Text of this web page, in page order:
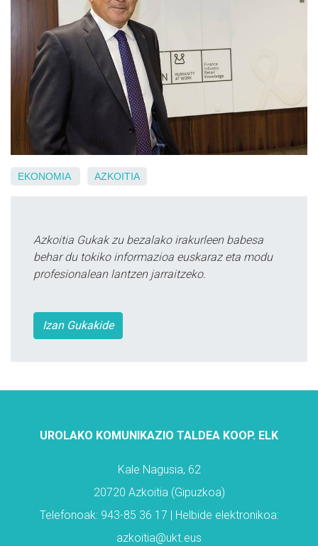
EKONOMIA AZKOITIA
Azkoitia Gukak zu bezalako irakurleen babesa
behar du tokiko informazioa euskaraz eta modu
profesionalean lantzen jarraitzeko.
Izan Gukakide
UROLAKO KOMUNIKAZIO TALDEA KOOP. ELK
Kale Nagusia, 62
20720 Azkoitia (Gipuzkoa)
Telefonoak: 943-85 36 17 | Helbide elektronikoa:
azkoitia@ukt.eus